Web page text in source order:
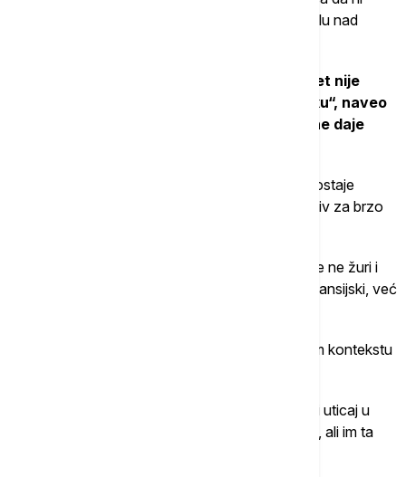
delimično vlasništvo države ne garantuje kontrolu nad
„Hrvatska država ima 45 odsto u INI, pa opet nije
mogla da spreči zatvaranje rafinerije u Sisku“, naveo
je on, dodajući da učešće ispod većinskog ne daje
Prema njegovoj oceni, čitav proces oko NIS-a ostaje
neizvestan i otvoren, a ključni akteri nemaju motiv za brzo
„Ruska strana nema nameru da prodaje, njima se ne žuri i
nema razloga da žure. NIS im ne znači samo finansijski, već
On smatra da energetske kompanije u globalnom kontekstu
„Kroz naftne kompanije se vrši određeni politički uticaj u
regionu. Rusiji nije presudno da li će prodati ili ne, ali im ta